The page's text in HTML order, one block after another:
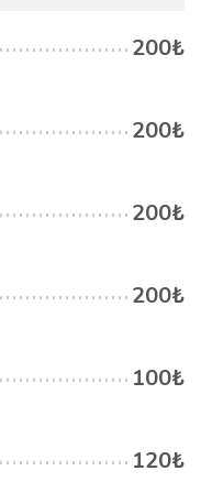
200₺
200₺
200₺
200₺
100₺
120₺